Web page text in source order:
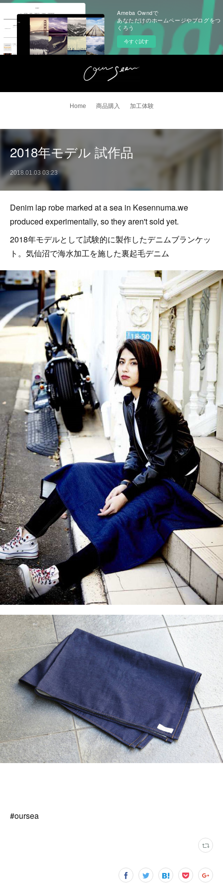
Ameba Owndで
あなただけのホームページやブログをつ
くろう
今すぐ試す
Home 商品購入 加工体験
2018年モデル 試作品
2018.01.03 03:23
Denim lap robe marked at a sea in Kesennuma.we
produced experimentally, so they aren't sold yet.
2018年モデルとして試験的に製作したデニムブランケッ
ト。気仙沼で海水加工を施した裏起毛デニム
#oursea